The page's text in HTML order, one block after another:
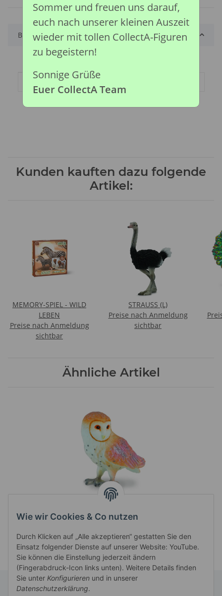
Wie wir Cookies & Co nutzen
Durch Klicken auf „Alle akzeptieren“ gestatten Sie den
Einsatz folgender Dienste auf unserer Website: YouTube.
Sie können die Einstellung jederzeit ändern
(Fingerabdruck-Icon links unten). Weitere Details finden
Sie unter Konfigurieren und in unserer
Datenschutzerklärung.
Beschreibung
Produkteigenschaft
Wert
Artikelgewicht:
Kunden kauften dazu folgende
Artikel:
MEMORY-SPIEL - WILD
LEBEN
Preise nach Anmeldung
sichtbar
STRAUSS (L)
Preise nach Anmeldung
sichtbar
Ähnliche Artikel
SCHLEIEREULE (S)
Preise nach Anmeldung
Sommer und freuen uns darauf,
euch nach unserer kleinen Auszeit
wieder mit tollen CollectA-Figuren
zu begeistern!
Sonnige Grüße
Euer CollectA Team